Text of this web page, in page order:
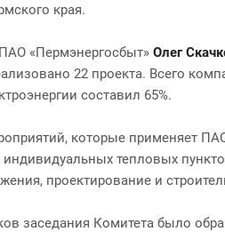
края.
«Пермэнергосбыт» Олег
22 проекта. Всего
составил 65%.
которые применяет
тепловых
проектирование и
заседания Комитета было